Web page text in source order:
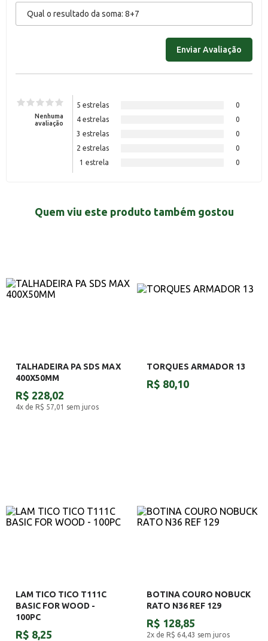
Nenhuma
avaliação
5 estrelas
0
4 estrelas
0
3 estrelas
0
2 estrelas
0
1 estrela
0
Quem viu este produto também gostou
TALHADEIRA PA SDS MAX
400X50MM
R$ 228,02
4x de R$ 57,01 sem juros
TORQUES ARMADOR 13
R$ 80,10
LAM TICO TICO T111C
BASIC FOR WOOD -
100PC
R$ 8,25
BOTINA COURO NOBUCK
RATO N36 REF 129
R$ 128,85
2x de R$ 64,43 sem juros